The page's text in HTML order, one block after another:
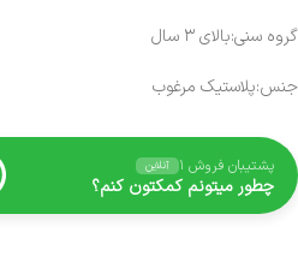
گروه سنی:بالای ۳ سال
جنس:پلاستیک مرغوب
پشتیبان فروش ۱ آنلاین
چطور میتونم کمکتون کنم؟